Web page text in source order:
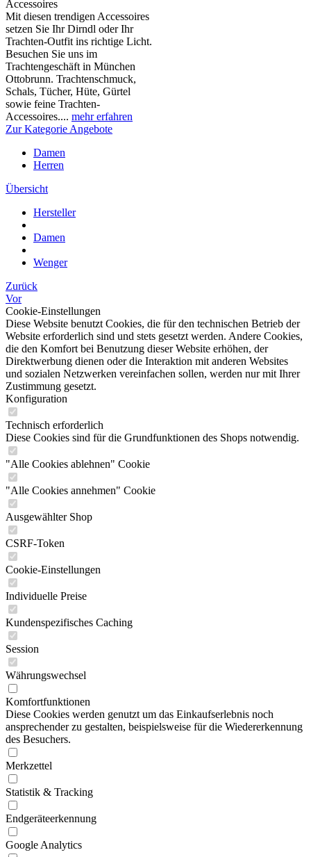
Accessoires
Mit diesen trendigen Accessoires
setzen Sie Ihr Dirndl oder Ihr
Trachten-Outfit ins richtige Licht.
Besuchen Sie uns im
Trachtengeschäft in München
Ottobrunn. Trachtenschmuck,
Schals, Tücher, Hüte, Gürtel
sowie feine Trachten-
Accessoires.... mehr erfahren
Zur Kategorie Angebote
Damen
Herren
Übersicht
Hersteller
Damen
Wenger
Zurück
Vor
Cookie-Einstellungen
Diese Website benutzt Cookies, die für den technischen Betrieb der
Website erforderlich sind und stets gesetzt werden. Andere Cookies,
die den Komfort bei Benutzung dieser Website erhöhen, der
Direktwerbung dienen oder die Interaktion mit anderen Websites
und sozialen Netzwerken vereinfachen sollen, werden nur mit Ihrer
Zustimmung gesetzt.
Konfiguration
Technisch erforderlich
Diese Cookies sind für die Grundfunktionen des Shops notwendig.
"Alle Cookies ablehnen" Cookie
"Alle Cookies annehmen" Cookie
Ausgewählter Shop
CSRF-Token
Cookie-Einstellungen
Individuelle Preise
Kundenspezifisches Caching
Session
Währungswechsel
Komfortfunktionen
Diese Cookies werden genutzt um das Einkaufserlebnis noch
ansprechender zu gestalten, beispielsweise für die Wiedererkennung
des Besuchers.
Merkzettel
Statistik & Tracking
Endgeräteerkennung
Google Analytics